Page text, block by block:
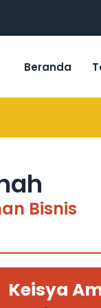
Beranda
Bisnis
Keisya